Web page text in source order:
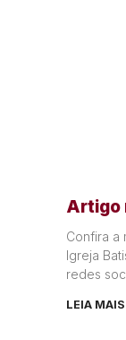
Artigo
Confira a
Igreja
redes
LEIA MAIS